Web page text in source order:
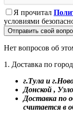
Я прочитал
условиями
Отправить свой
Нет вопросов об
1. Доставка по
г.Тула и
Донской ,
Доставка по
считается в